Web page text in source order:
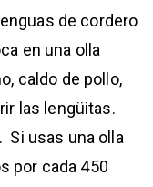
de cordero
en una olla
caldo de pollo,
las lengüitas.
Si usas una olla
por cada 450